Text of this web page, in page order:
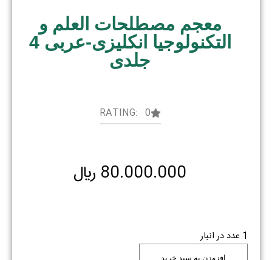
معجم مصطلحات العلم و
التکنولوجیا انکلیزی-عربی 4
جلدی
RATING: 0
80.000.000 ﷼
1 عدد در انبار
افزودن به سبد خرید